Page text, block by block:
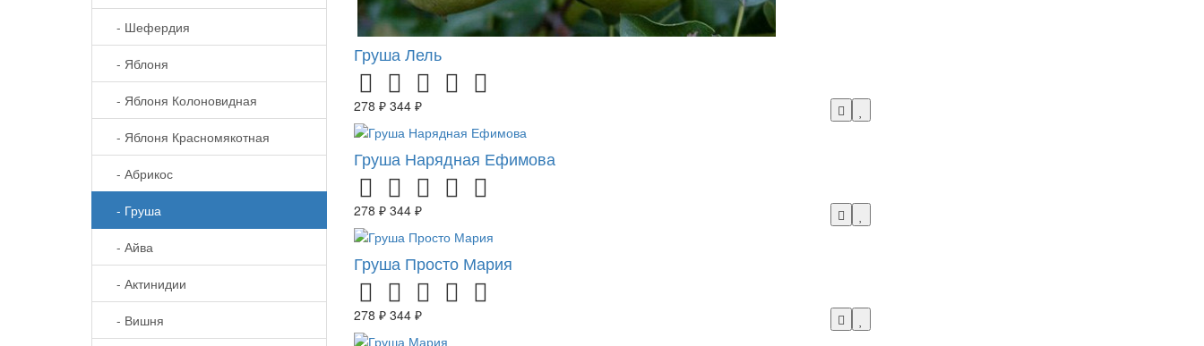
- Шефердия
- Яблоня
- Яблоня Колоновидная
- Яблоня Красномякотная
- Абрикос
- Груша
- Айва
- Актинидии
- Вишня
Груша Лель
278 ₽ 344 ₽
Груша Нарядная Ефимова
278 ₽ 344 ₽
Груша Просто Мария
278 ₽ 344 ₽